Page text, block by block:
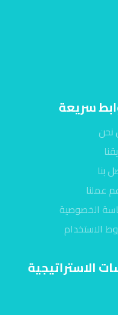
سريعة
بنا
عملنا
الخصوصية
الاستخدام
الاستراتيجية